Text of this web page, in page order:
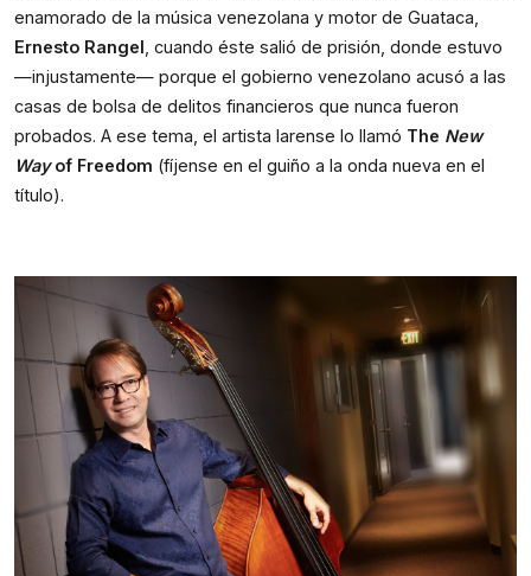
Ernesto Rangel, cuando éste salió de prisión, donde estuvo
—injustamente— porque el gobierno venezolano acusó a las
casas de bolsa de delitos financieros que nunca fueron
probados. A ese tema, el artista larense lo llamó The New
Way of Freedom (fíjense en el guiño a la onda nueva en el
título).